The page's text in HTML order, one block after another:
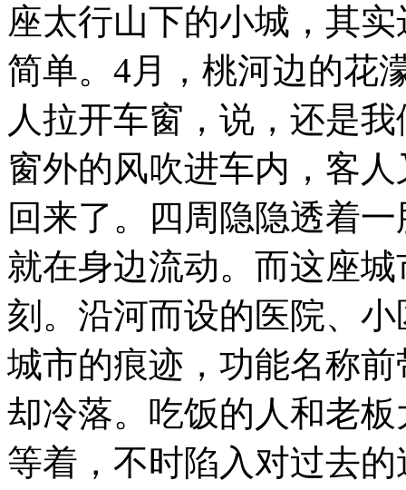
座太行山下的小城，其
简单。4月，桃河边的花
人拉开车窗，说，还是
窗外的风吹进车内，客
回来了。四周隐隐透着
就在身边流动。而这座
刻。沿河而设的医院、
城市的痕迹，功能名称
却冷落。吃饭的人和老
等着，不时陷入对过去